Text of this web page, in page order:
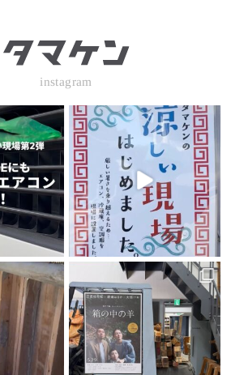
instagram